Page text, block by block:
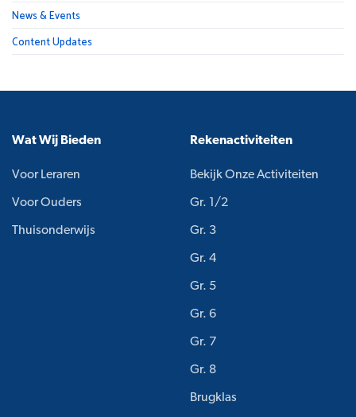
News & Events
Content Updates
Wat Wij Bieden
Voor Leraren
Voor Ouders
Thuisonderwijs
Rekenactiviteiten
Bekijk Onze Activiteiten
Gr. 1/2
Gr. 3
Gr. 4
Gr. 5
Gr. 6
Gr. 7
Gr. 8
Brugklas